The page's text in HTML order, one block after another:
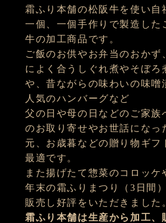
霜ふり本舗の松阪牛を使い自
一個、一個手作りで製造した
牛の加工商品です。
ご飯のお供やお弁当のおかず
によく合うしぐれ煮やそぼろ
や、昔ながらの味わいの味噌
人気のハンバーグなど
父の日や母の日などのご家族
のお取り寄せやお世話になっ
元、お歳暮などの贈り物ギフ
最適です。
また揚げたて惣菜のコロッケ
年末の霜ふりまつり（3日間
販売し好評をいただきました
霜ふり本舗は生産から加工、